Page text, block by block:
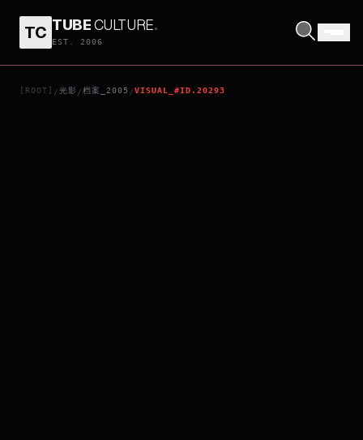
TC TUBECULTURE.
EST. 2006
[ROOT] /光影 /档案_2005 /VISUAL_#ID.20293
TURTLES SWIM FASTER THAN EXPECTED